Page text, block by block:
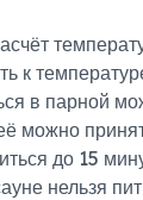
к
в парной
можно
до 15
нельзя